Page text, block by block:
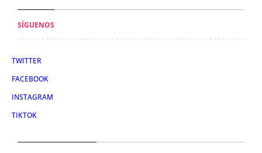
SÍGUENOS
TWITTER
FACEBOOK
INSTAGRAM
TIKTOK